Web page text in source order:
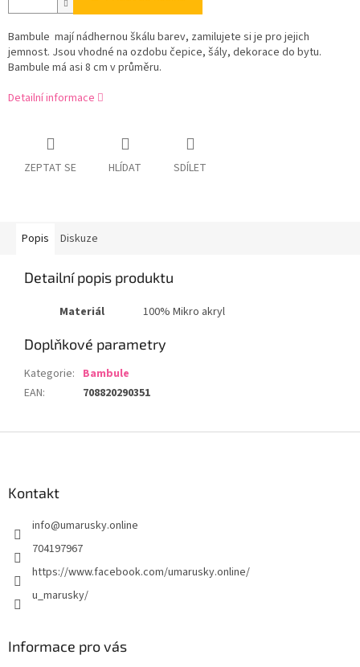
Bambule mají nádhernou škálu barev, zamilujete si je pro jejich
jemnost. Jsou vhodné na ozdobu čepice, šály, dekorace do bytu.
Bambule má asi 8 cm v průměru.
Detailní informace
ZEPTAT SE HLÍDAT SDÍLET
Popis Diskuze
Detailní popis produktu
Materiál 100% Mikro akryl
Doplňkové parametry
Kategorie: Bambule
EAN: 708820290351
Kontakt
info@umarusky.online
704197967
https://www.facebook.com/umarusky.online/
u_marusky/
Informace pro vás